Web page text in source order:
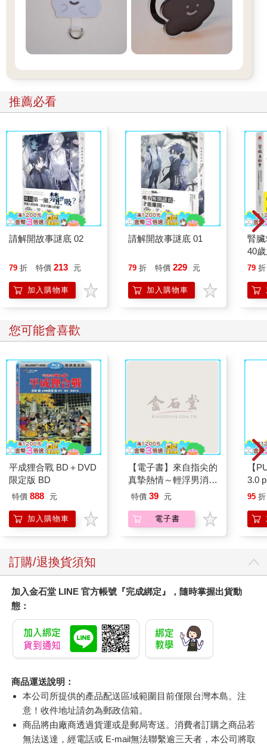
推薦必看
請解開故事謎底 02
79 折 特價 213 元
加入購物車
請解開故事謎底 01
79 折 特價 229 元
加入購物車
腎
40
就
79 折
您可能會喜歡
平成狸合戰 BD＋DVD
限定版 BD
特價 888 元
加入購物車
【電子書】來自指尖的
真摯熱情～輕浮男消防
員帶著熱烈眼神擁抱我
特價 39 元
電子書
【
3.0
黑
95 折
訂購/退換貨須知
加入金石堂 LINE 官方帳號『完成綁定』，隨時掌握出貨動
態：
商品運送說明：
本公司所提供的產品配送區域範圍目前僅限台灣本島。注
意！收件地址請勿為郵政信箱。
商品將由廠商透過貨運或是郵局寄送。消費者訂購之商品若
無法送達，經電話或 E-mail無法聯繫逾三天者，本公司將取